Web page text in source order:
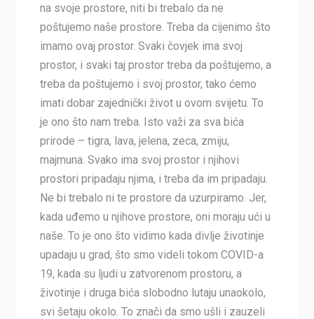
na svoje prostore, niti bi trebalo da ne
poštujemo naše prostore. Treba da cijenimo što
imamo ovaj prostor. Svaki čovjek ima svoj
prostor, i svaki taj prostor treba da poštujemo, a
treba da poštujemo i svoj prostor, tako ćemo
imati dobar zajednički život u ovom svijetu. To
je ono što nam treba. Isto važi za sva bića
prirode – tigra, lava, jelena, zeca, zmiju,
majmuna. Svako ima svoj prostor i njihovi
prostori pripadaju njima, i treba da im pripadaju.
Ne bi trebalo ni te prostore da uzurpiramo. Jer,
kada uđemo u njihove prostore, oni moraju ući u
naše. To je ono što vidimo kada divlje životinje
upadaju u grad, što smo videli tokom COVID-a
19, kada su ljudi u zatvorenom prostoru, a
životinje i druga bića slobodno lutaju unaokolo,
svi šetaju okolo. To znači da smo ušli i zauzeli